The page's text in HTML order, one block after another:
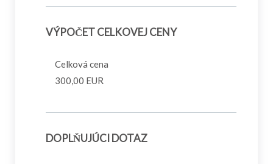
VÝPOČET CELKOVEJ CENY
Celková cena
300,00 EUR
DOPLŇUJÚCI DOTAZ